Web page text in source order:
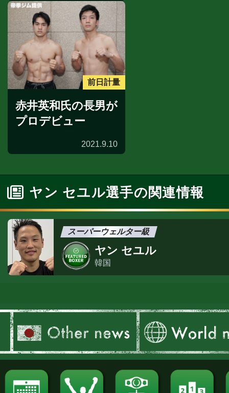
前日計量
赤井英和氏の長男が
プロデビュー
2021.9.10
ヤン セユル選手の関連情報
スーパーウェルター級
ヤン セユル
韓国